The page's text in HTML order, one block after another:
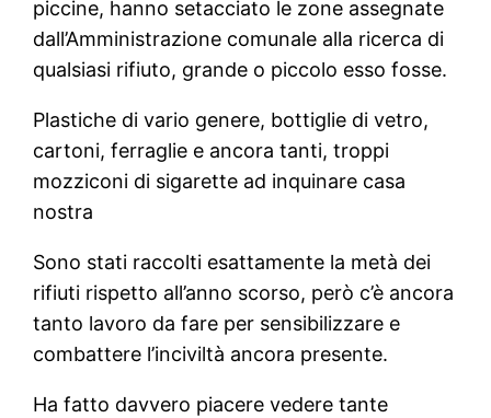
piccine, hanno setacciato le zone assegnate
dall’Amministrazione comunale alla ricerca di
qualsiasi rifiuto, grande o piccolo esso fosse.
Plastiche di vario genere, bottiglie di vetro,
cartoni, ferraglie e ancora tanti, troppi
mozziconi di sigarette ad inquinare casa
nostra
Sono stati raccolti esattamente la metà dei
rifiuti rispetto all’anno scorso, però c’è ancora
tanto lavoro da fare per sensibilizzare e
combattere l’inciviltà ancora presente.
Ha fatto davvero piacere vedere tante